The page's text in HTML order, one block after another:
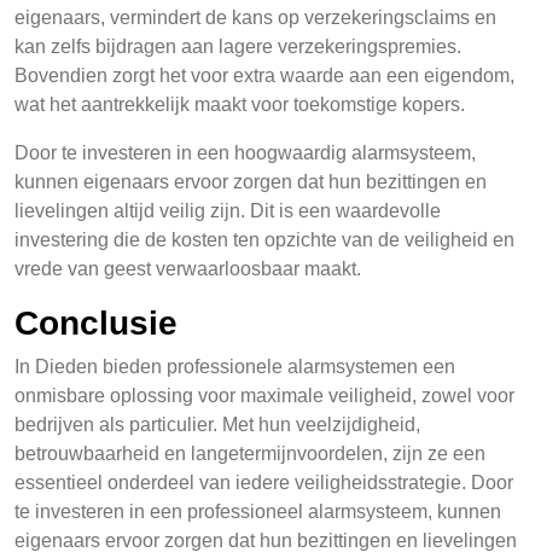
eigenaars, vermindert de kans op verzekeringsclaims en
kan zelfs bijdragen aan lagere verzekeringspremies.
Bovendien zorgt het voor extra waarde aan een eigendom,
wat het aantrekkelijk maakt voor toekomstige kopers.
Door te investeren in een hoogwaardig alarmsysteem,
kunnen eigenaars ervoor zorgen dat hun bezittingen en
lievelingen altijd veilig zijn. Dit is een waardevolle
investering die de kosten ten opzichte van de veiligheid en
vrede van geest verwaarloosbaar maakt.
Conclusie
In Dieden bieden professionele alarmsystemen een
onmisbare oplossing voor maximale veiligheid, zowel voor
bedrijven als particulier. Met hun veelzijdigheid,
betrouwbaarheid en langetermijnvoordelen, zijn ze een
essentieel onderdeel van iedere veiligheidsstrategie. Door
te investeren in een professioneel alarmsysteem, kunnen
eigenaars ervoor zorgen dat hun bezittingen en lievelingen